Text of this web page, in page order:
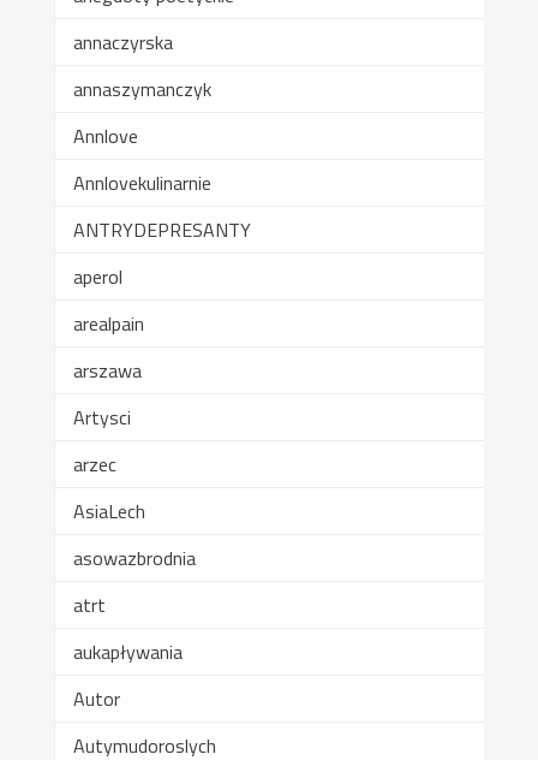
annaczyrska
annaszymanczyk
Annlove
Annlovekulinarnie
ANTRYDEPRESANTY
aperol
arealpain
arszawa
Artysci
arzec
AsiaLech
asowazbrodnia
atrt
aukapływania
Autor
Autymudoroslych